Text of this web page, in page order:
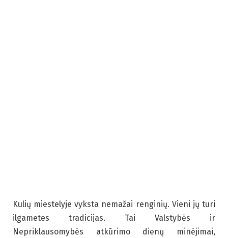
Kulių miestelyje vyksta nemažai renginių. Vieni jų turi
ilgametes tradicijas. Tai Valstybės ir
Nepriklausomybės atkūrimo dienų minėjimai,